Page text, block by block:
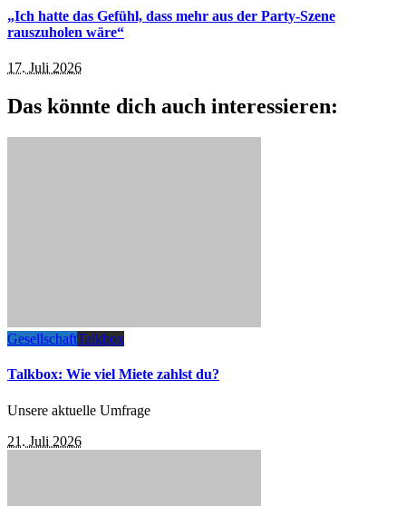
„Ich hatte das Gefühl, dass mehr aus der Party-Szene
rauszuholen wäre“
17. Juli 2026
Das könnte dich auch interessieren:
GesellschaftTalkbox
Talkbox: Wie viel Miete zahlst du?
Unsere aktuelle Umfrage
21. Juli 2026